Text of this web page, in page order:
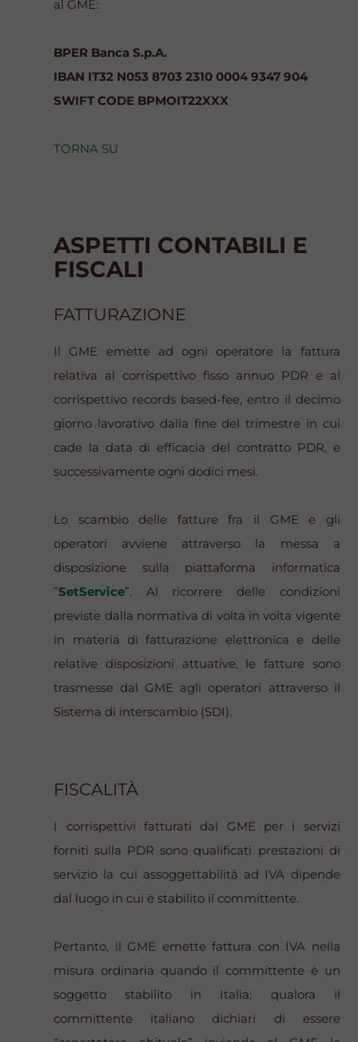
al GME:
BPER Banca S.p.A.
IBAN IT32 N053 8703 2310 0004 9347 904
SWIFT CODE BPMOIT22XXX
TORNA SU
ASPETTI CONTABILI E
FISCALI
FATTURAZIONE
Il GME emette ad ogni operatore la fattura
relativa al corrispettivo fisso annuo PDR e al
corrispettivo records based-fee, entro il decimo
giorno lavorativo dalla fine del trimestre in cui
cade la data di efficacia del contratto PDR, e
successivamente ogni dodici mesi.
Lo scambio delle fatture fra il GME e gli
operatori avviene attraverso la messa a
disposizione sulla piattaforma informatica
”SetService”. Al ricorrere delle condizioni
previste dalla normativa di volta in volta vigente
in materia di fatturazione elettronica e delle
relative disposizioni attuative, le fatture sono
trasmesse dal GME agli operatori attraverso il
Sistema di interscambio (SDI).
FISCALITÀ
I corrispettivi fatturati dal GME per i servizi
forniti sulla PDR sono qualificati prestazioni di
servizio la cui assoggettabilità ad IVA dipende
dal luogo in cui è stabilito il committente.
Pertanto, il GME emette fattura con IVA nella
misura ordinaria quando il committente è un
soggetto stabilito in Italia; qualora il
committente italiano dichiari di essere